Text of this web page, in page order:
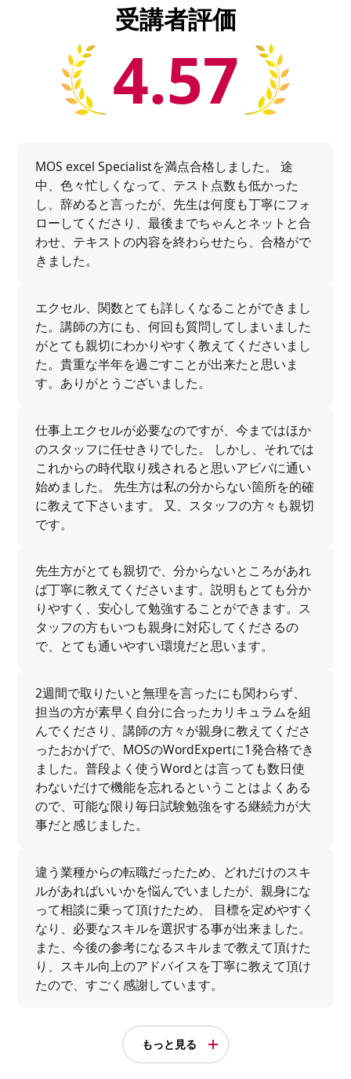
受講者評価
4.57
MOS excel Specialistを満点合格しました。 途
中、色々忙しくなって、テスト点数も低かった
し、辞めると言ったが、先生は何度も丁寧にフォ
ローしてくださり、最後までちゃんとネットと合
わせ、テキストの内容を終わらせたら、合格がで
きました。
エクセル、関数とても詳しくなることができまし
た。講師の方にも、何回も質問してしまいました
がとても親切にわかりやすく教えてくださいまし
た。貴重な半年を過ごすことが出来たと思いま
す。ありがとうございました。
仕事上エクセルが必要なのですが、今まではほか
のスタッフに任せきりでした。 しかし、それでは
これからの時代取り残されると思いアビバに通い
始めました。 先生方は私の分からない箇所を的確
に教えて下さいます。 又、スタッフの方々も親切
です。
先生方がとても親切で、分からないところがあれ
ば丁寧に教えてくださいます。説明もとても分か
りやすく、安心して勉強することができます。ス
タッフの方もいつも親身に対応してくださるの
で、とても通いやすい環境だと思います。
2週間で取りたいと無理を言ったにも関わらず、
担当の方が素早く自分に合ったカリキュラムを組
んでくださり、講師の方々が親身に教えてくださ
ったおかげで、MOSのWordExpertに1発合格でき
ました。普段よく使うWordとは言っても数日使
わないだけで機能を忘れるということはよくある
ので、可能な限り毎日試験勉強をする継続力が大
事だと感じました。
違う業種からの転職だったため、どれだけのスキ
ルがあればいいかを悩んでいましたが、親身にな
って相談に乗って頂けたため、 目標を定めやすく
なり、必要なスキルを選択する事が出来ました。
また、今後の参考になるスキルまで教えて頂けた
り、スキル向上のアドバイスを丁寧に教えて頂け
たので、すごく感謝しています。
もっと見る